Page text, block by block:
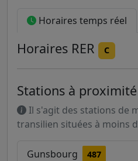
Horaires temps réel
Horaires RER C
Stations à
Il s'agit des stations de
transilien situées à moins
Gunsbourg 487